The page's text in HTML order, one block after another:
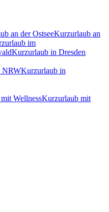
an der OstseeKurzurlaub an
im
Kurzurlaub in Dresden
NRWKurzurlaub in
WellnessKurzurlaub mit